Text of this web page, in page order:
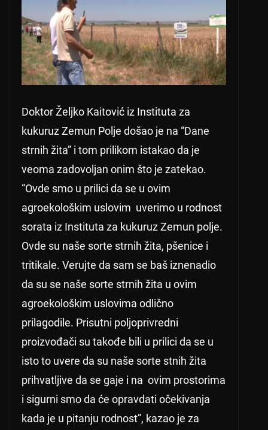
Doktor Željko Kaitović iz Instituta za
kukuruz Zemun Polje došao je na “Dane
strnih žita” i tom prilikom istakao da je
veoma zadovoljan onim što je zatekao.
“Ovde smo u prilici da se u ovim
agroekološkim uslovim uverimo u rodnost
sorata iz Instituta za kukuruz Zemun polje.
Ovde su naše sorte strnih žita, pšenice i
tritikale. Verujte da sam se baš iznenadio
da su se naše sorte strnih žita u ovim
agroekološkim uslovima odlično
prilagodile. Prisutni poljoprivredni
proizvođači su takođe bili u prilici da se u
isto to uvere da su naše sorte stnih žita
prihvatljive da se gaje i na ovim prostorima
i sigurni smo da će opravdati očekivanja
kada je u pitanju rodnost”, kazao je za